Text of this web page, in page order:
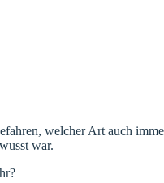
welcher Art auch
war.